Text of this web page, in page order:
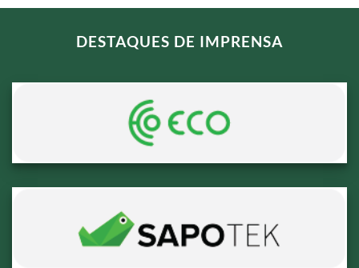
DESTAQUES DE IMPRENSA